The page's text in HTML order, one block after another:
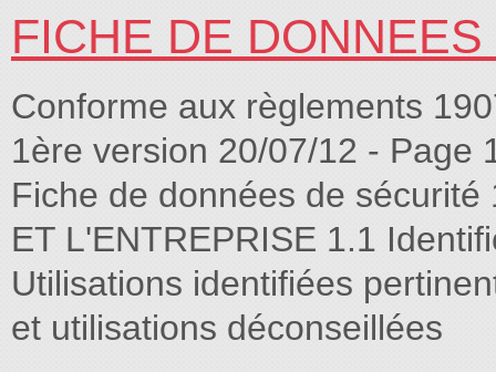
FICHE DE
Conforme aux règlements
1ère version 20/07/12 - Page
Fiche de données de
ET L'ENTREPRISE 1.1
Utilisations identifiées
et utilisations déconseillées